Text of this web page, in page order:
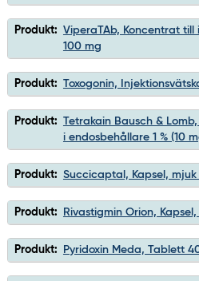
Produkt: ViperaTAb, Koncentrat till
100 mg
Produkt: Toxogonin,
Produkt: Tetrakain Bausch &
i endosbehållare 1 % (10
Produkt: Succicaptal, Kapsel,
Produkt: Rivastigmin Orion,
Produkt: Pyridoxin Meda, Tablett